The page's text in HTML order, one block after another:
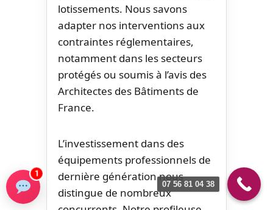
lotissements. Nous savons
adapter nos interventions aux
contraintes réglementaires,
notamment dans les secteurs
protégés ou soumis à l’avis des
Architectes des Bâtiments de
France.
L’investissement dans des
équipements professionnels de
dernière génération nous
distingue de nombreux
07 56 81 04 38
1